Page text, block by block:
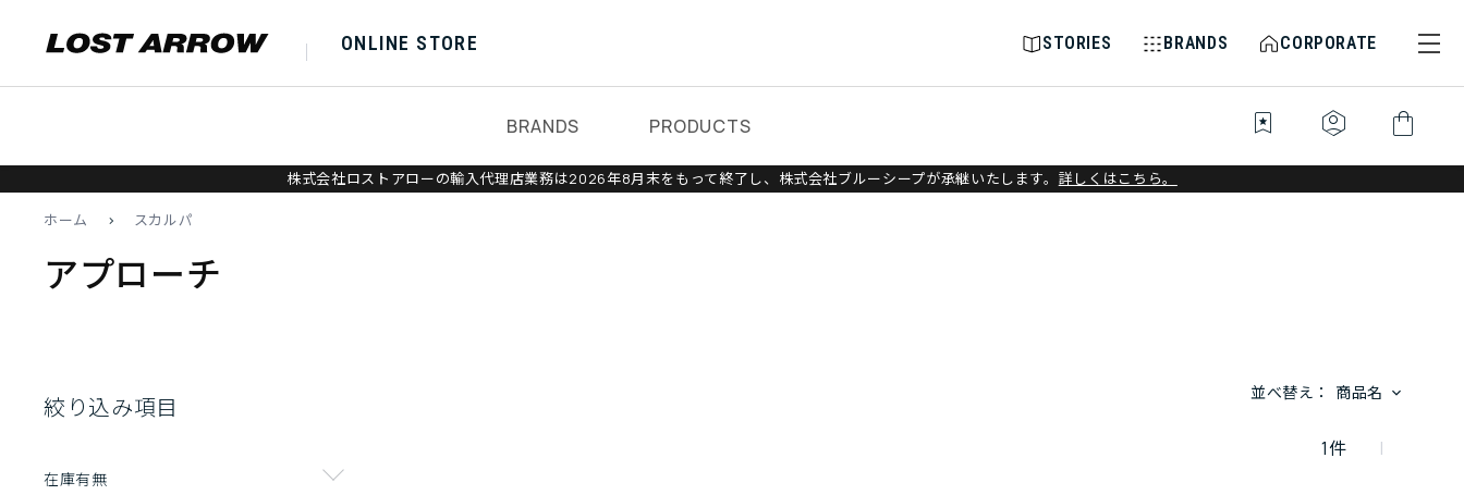
ONLINE STORE STORIES BRANDS CORPORATE
BRANDS PRODUCTS bookmark_star identity_platform shopping_bag
株式会社ロストアローの輸入代理店業務は2026年8月末をもって終了し、株式会社ブルーシープが承継いたします。 詳しくはこちら。
ホーム > スカルパ
アプローチ
絞り込み項目
在庫有無
並べ替え： 商品名
1件